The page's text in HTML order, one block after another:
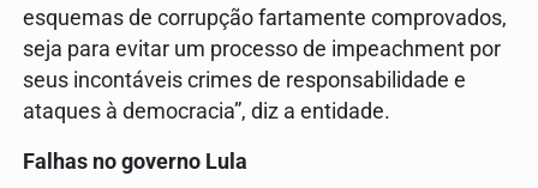
esquemas de corrupção fartamente comprovados,
seja para evitar um processo de impeachment por
seus incontáveis crimes de responsabilidade e
ataques à democracia”, diz a entidade.
Falhas no governo Lula